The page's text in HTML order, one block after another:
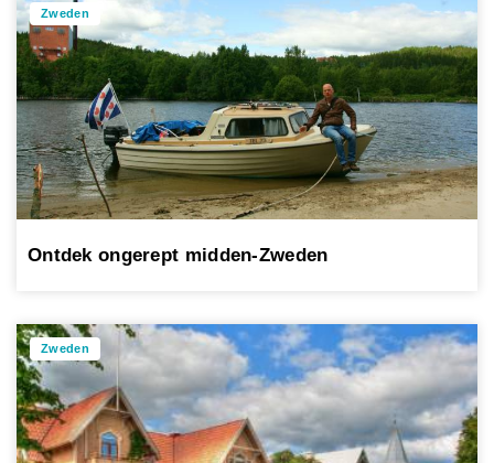
Zweden
Ontdek ongerept midden-Zweden
Zweden